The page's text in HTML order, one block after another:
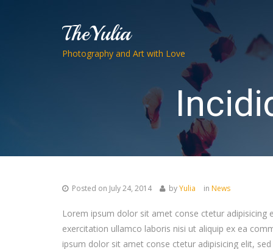
TheYulia
Photography and Art with Love
Posted on July 24, 2014 byYulia in News
Lorem ipsum dolor sit amet conse ctetur
exercitation ullamco laboris nisi ut aliquip ex ea
ipsum dolor sit amet conse ctetur adipisicing elit,